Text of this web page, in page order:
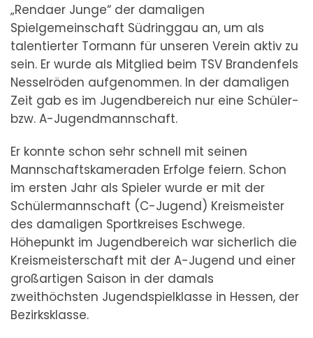
„Rendaer Junge“ der damaligen
Spielgemeinschaft Südringgau an, um als
talentierter Tormann für unseren Verein aktiv zu
sein. Er wurde als Mitglied beim TSV Brandenfels
Nesselröden aufgenommen. In der damaligen
Zeit gab es im Jugendbereich nur eine Schüler-
bzw. A-Jugendmannschaft.
Er konnte schon sehr schnell mit seinen
Mannschaftskameraden Erfolge feiern. Schon
im ersten Jahr als Spieler wurde er mit der
Schülermannschaft (C-Jugend) Kreismeister
des damaligen Sportkreises Eschwege.
Höhepunkt im Jugendbereich war sicherlich die
Kreismeisterschaft mit der A-Jugend und einer
großartigen Saison in der damals
zweithöchsten Jugendspielklasse in Hessen, der
Bezirksklasse.